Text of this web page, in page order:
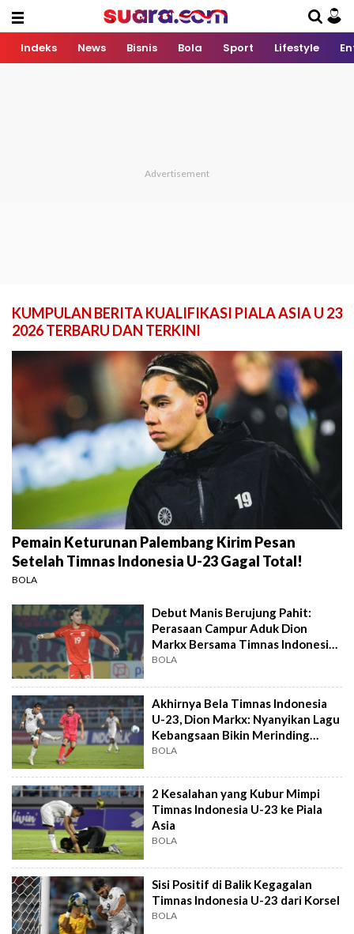
Indeks News Bisnis Bola Sport Lifestyle
KUMPULAN BERITA KUALIFIKASI PIALA ASIA U 23
2026 TERBARU DAN TERKINI
Pemain Keturunan Palembang Kirim Pesan
Setelah Timnas Indonesia U-23 Gagal Total!
BOLA
Debut Manis Berujung Pahit:
Perasaan Campur Aduk Dion
Markx Bersama Timnas Indonesia
U-23
BOLA
Akhirnya Bela Timnas Indonesia
U-23, Dion Markx: Nyanyikan Lagu
Kebangsaan Bikin Merinding
Badan
BOLA
2 Kesalahan yang Kubur Mimpi
Timnas Indonesia U-23 ke Piala
Asia
BOLA
Sisi Positif di Balik Kegagalan
Timnas Indonesia U-23 dari Korsel
BOLA